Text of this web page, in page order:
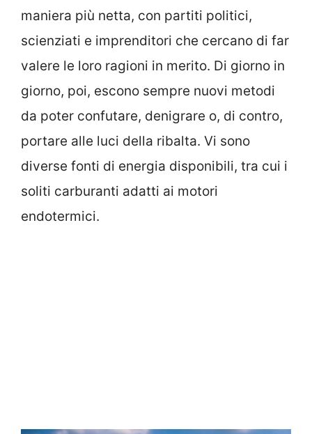
maniera più netta, con partiti politici,
scienziati e imprenditori che cercano di far
valere le loro ragioni in merito. Di giorno in
giorno, poi, escono sempre nuovi metodi
da poter confutare, denigrare o, di contro,
portare alle luci della ribalta. Vi sono
diverse fonti di energia disponibili, tra cui i
soliti carburanti adatti ai motori
endotermici.